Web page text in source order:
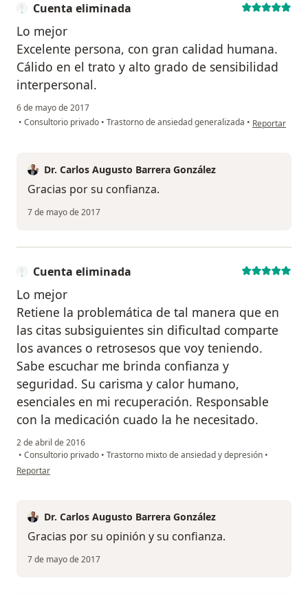
Cuenta eliminada
Lo mejor
Excelente persona, con gran calidad humana.
Cálido en el trato y alto grado de sensibilidad
interpersonal.
6 de mayo de 2017
• Consultorio privado • Trastorno de ansiedad generalizada • en opinión
Reportar
Dr. Carlos Augusto Barrera González
Gracias por su confianza.
7 de mayo de 2017
Cuenta eliminada
Lo mejor
Retiene la problemática de tal manera que en
las citas subsiguientes sin dificultad comparte
los avances o retrosesos que voy teniendo.
Sabe escuchar me brinda confianza y
seguridad. Su carisma y calor humano,
esenciales en mi recuperación. Responsable
con la medicación cuado la he necesitado.
2 de abril de 2016
• Consultorio privado • Trastorno mixto de ansiedad y depresión •
en opinión del usuario Cuenta eliminada
Reportar
Dr. Carlos Augusto Barrera González
Gracias por su opinión y su confianza.
7 de mayo de 2017